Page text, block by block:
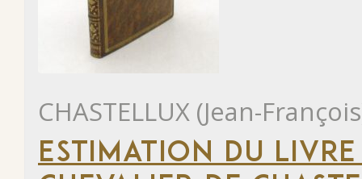
CHASTELLUX (Jean-
ESTIMATION DU